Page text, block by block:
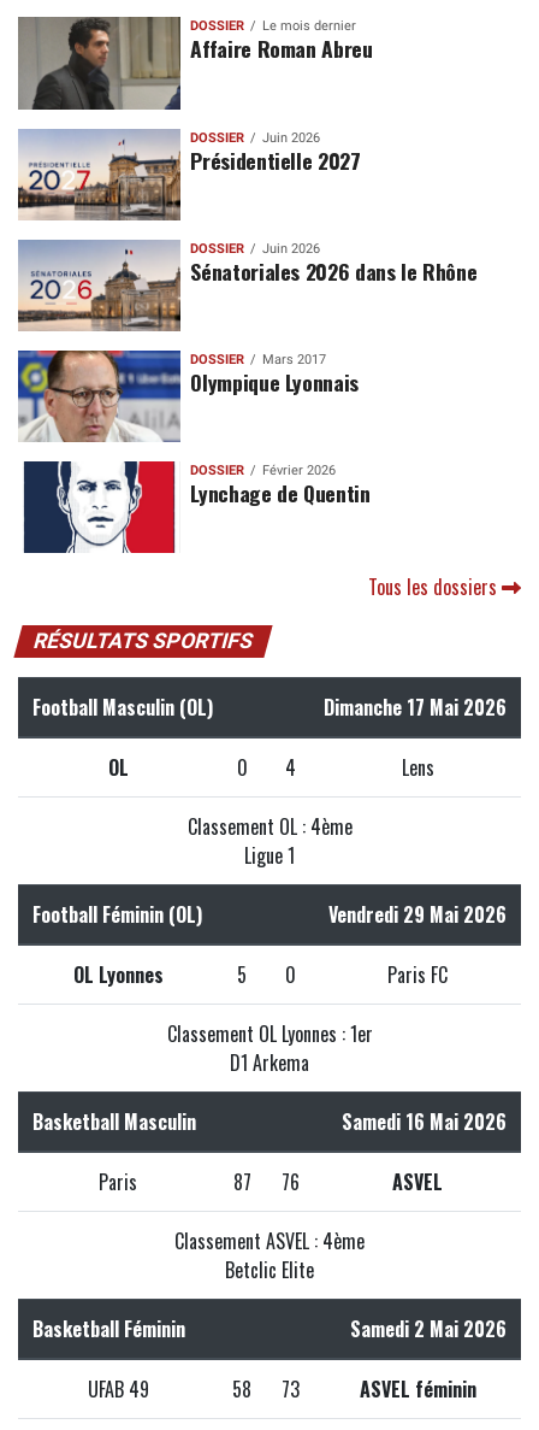
DOSSIER Le mois dernier
Affaire Roman Abreu
DOSSIER Juin 2026
Présidentielle 2027
DOSSIER Juin 2026
Sénatoriales 2026 dans le Rhône
DOSSIER Mars 2017
Olympique Lyonnais
DOSSIER Février 2026
Lynchage de Quentin
Tous les dossiers
RÉSULTATS SPORTIFS
Football Masculin (OL) Dimanche 17 Mai 2026
OL 0 4 Lens
Classement OL : 4ème
Ligue 1
Football Féminin (OL) Vendredi 29 Mai 2026
OL Lyonnes 5 0 Paris FC
Classement OL Lyonnes : 1er
D1 Arkema
Basketball Masculin Samedi 16 Mai 2026
Paris 87 76 ASVEL
Classement ASVEL : 4ème
Betclic Elite
Basketball Féminin Samedi 2 Mai 2026
UFAB 49 58 73 ASVEL féminin